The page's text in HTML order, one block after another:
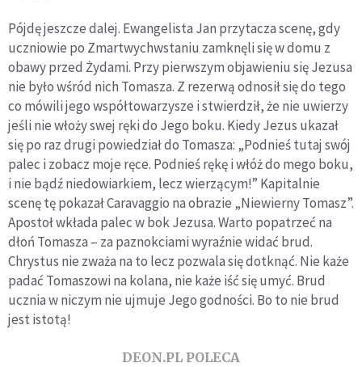
Pójdę jeszcze dalej. Ewangelista Jan przytacza scenę, gdy
uczniowie po Zmartwychwstaniu zamknęli się w domu z
obawy przed Żydami. Przy pierwszym objawieniu się Jezusa
nie było wśród nich Tomasza. Z rezerwą odnosił się do tego
co mówili jego współtowarzysze i stwierdził, że nie uwierzy
jeśli nie włoży swej ręki do Jego boku. Kiedy Jezus ukazał
się po raz drugi powiedział do Tomasza: „Podnieś tutaj swój
palec i zobacz moje ręce. Podnieś rękę i włóż do mego boku,
i nie bądź niedowiarkiem, lecz wierzącym!” Kapitalnie
scenę tę pokazał Caravaggio na obrazie „Niewierny Tomasz”.
Apostoł wkłada palec w bok Jezusa. Warto popatrzeć na
dłoń Tomasza – za paznokciami wyraźnie widać brud.
Chrystus nie zważa na to lecz pozwala się dotknąć. Nie każe
padać Tomaszowi na kolana, nie każe iść się umyć. Brud
ucznia w niczym nie ujmuje Jego godności. Bo to nie brud
jest istotą!
DEON.PL POLECA